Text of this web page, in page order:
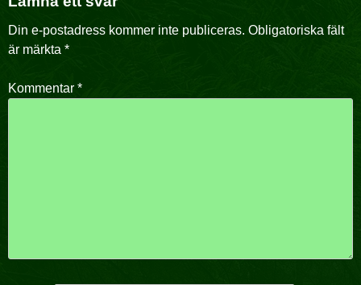
Din e-postadress kommer inte publiceras. Obligatoriska fält
är märkta *
Kommentar *